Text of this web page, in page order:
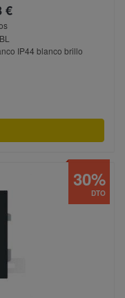
€
IP44 blanco brillo
DTO
30%